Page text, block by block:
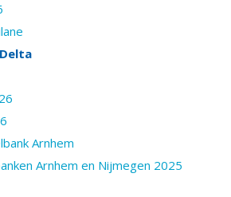
Arnhem
Arnhem en Nijmegen 2025